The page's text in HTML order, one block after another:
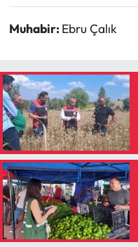
Muhabir: Ebru Çalık